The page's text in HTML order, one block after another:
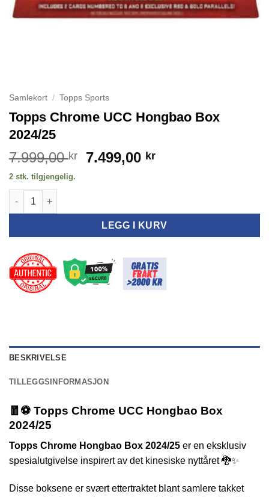
Samlekort / Topps Sports
Topps Chrome UCC Hongbao Box
2024/25
7.999,00kr
Opprinnelig
7.499,00 krNåværende
2 stk. tilgjengelig.
Topps Chrome UCC Hongbao Box 2024/25 antall
LEGG I KURV
BESKRIVELSE
TILLEGGSINFORMASJON
🧧⚽ Topps Chrome UCC Hongbao Box
2024/25
Topps Chrome Hongbao Box 2024/25 er en eksklusiv
spesialutgivelse inspirert av det kinesiske nyttåret 🐉✨
Disse boksene er svært ettertraktet blant samlere takket